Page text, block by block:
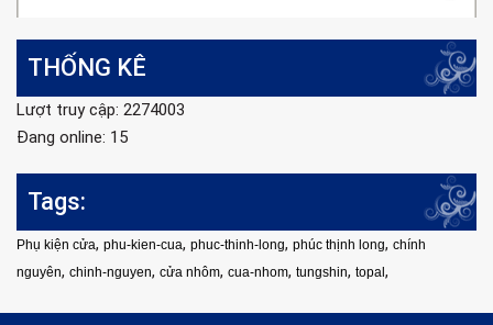
THỐNG KÊ
Lượt truy cập: 2274003
Đang online: 15
Tags:
Phụ kiện cửa, phu-kien-cua, phuc-thinh-long, phúc thịnh long, chính
nguyên, chinh-nguyen, cửa nhôm, cua-nhom, tungshin, topal,